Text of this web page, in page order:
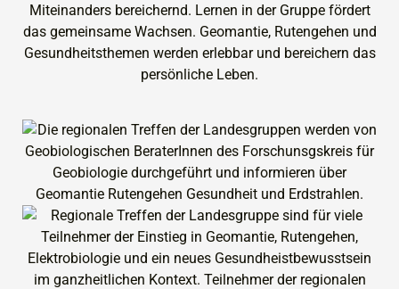
Miteinanders bereichernd. Lernen in der Gruppe fördert
das gemeinsame Wachsen. Geomantie, Rutengehen und
Gesundheitsthemen werden erlebbar und bereichern das
persönliche Leben.